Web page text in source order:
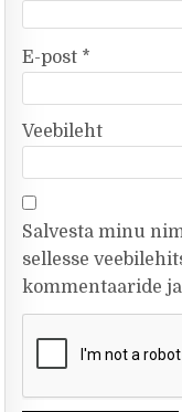
E-post *
Veebileht
Salvesta minu
sellesse
kommentaaride